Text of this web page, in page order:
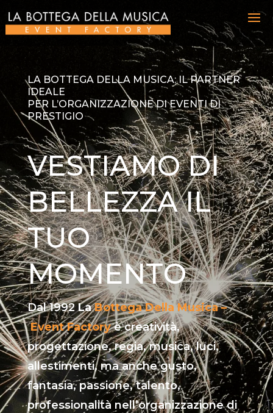
LA BOTTEGA DELLA MUSICA: IL PARTNER
IDEALE
PER L’ORGANIZZAZIONE DI EVENTI DI
PRESTIGIO
VESTIAMO DI
BELLEZZA IL
TUO
MOMENTO
Dal 1992La Bottega Della Musica –
Event Factory è creatività,
progettazione, regia, musica, luci,
allestimenti, ma anche gusto,
fantasia, passione, talento,
professionalità nell’organizzazione di